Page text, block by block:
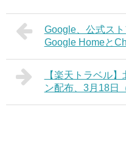
Google、公式ス
Google Homeと
【楽天トラベル
ン配布、3月18日